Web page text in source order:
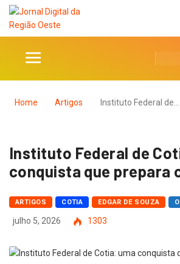
Home Artigos Instituto Federal de…
Instituto Federal de
conquista que prepara
ARTIGOS COTIA EDGAR DE SOUZA
julho 5, 2026 1303